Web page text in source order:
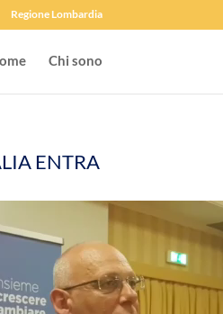
Regione Lombardia
Chi sono
ENTRA